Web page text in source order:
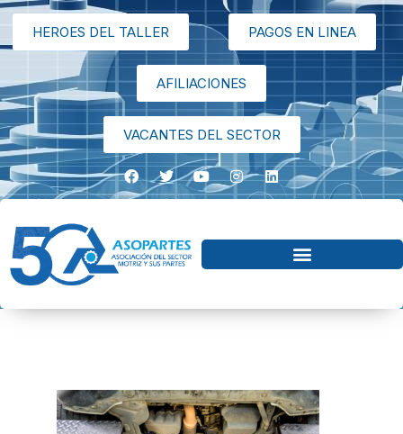
HEROES DEL TALLER PAGOS EN LINEA
AFILIACIONES
VACANTES DEL SECTOR